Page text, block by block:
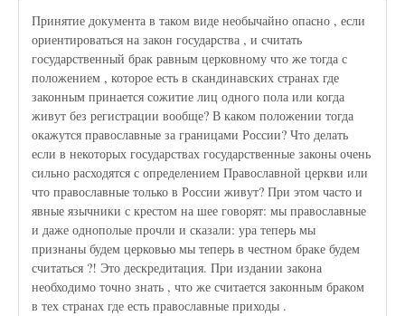
Принятие документа в таком виде необычайно опасно , если
ориентироваться на закон государства , и считать
государственный брак равным церковному что же тогда с
положением , которое есть в скандинавских странах где
законным принается сожитие лиц одного пола или когда
живут без регистрации вообще? В каком положении тогда
окажутся православные за границами России? Что делать
если в некоторых государствах государственные законы очень
сильно расходятся с определением Православной церкви или
что православные только в России живут? При этом часто и
явные язычники с крестом на шее говорят: мы православные
и даже однополые прочли и сказали: ура теперь мы
признаны будем церковью мы теперь в честном браке будем
считаться ?! Это дескредитация. При издании закона
необходимо точно знать , что же считается законным браком
в тех странах где есть православные приходы .